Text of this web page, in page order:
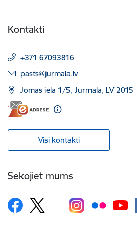
Kontakti
+371 67093816
E-pasts:
pasts@jurmala.lv
Jomas iela 1/5, Jūrmala, LV 2015
Visi kontakti
Sekojiet mums